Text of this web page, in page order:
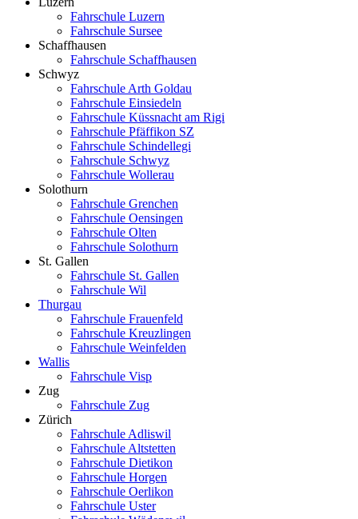
Fahrschule Luzern
Fahrschule Sursee
Schaffhausen
Fahrschule Schaffhausen
Schwyz
Fahrschule Arth Goldau
Fahrschule Einsiedeln
Fahrschule Küssnacht am Rigi
Fahrschule Pfäffikon SZ
Fahrschule Schindellegi
Fahrschule Schwyz
Fahrschule Wollerau
Solothurn
Fahrschule Grenchen
Fahrschule Oensingen
Fahrschule Olten
Fahrschule Solothurn
St. Gallen
Fahrschule St. Gallen
Fahrschule Wil
Thurgau
Fahrschule Frauenfeld
Fahrschule Kreuzlingen
Fahrschule Weinfelden
Wallis
Fahrschule Visp
Zug
Fahrschule Zug
Zürich
Fahrschule Adliswil
Fahrschule Altstetten
Fahrschule Dietikon
Fahrschule Horgen
Fahrschule Oerlikon
Fahrschule Uster